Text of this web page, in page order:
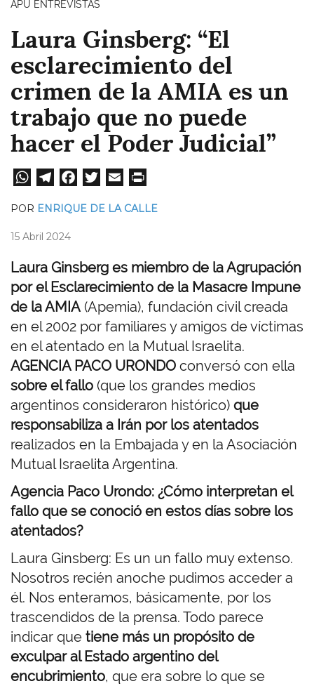
APU ENTREVISTAS
Laura Ginsberg: “El
esclarecimiento del
crimen de la AMIA es un
trabajo que no puede
hacer el Poder Judicial”
W
A
pp
Te
a
m
Fa
POR ENRIQUE DE LA CALLE
15 Abril 2024
Laura Ginsberg es miembro de la Agrupación
por el Esclarecimiento de la Masacre Impune
de la AMIA (Apemia), fundación civil creada
en el 2002 por familiares y amigos de víctimas
en el atentado en la Mutual Israelita.
AGENCIA PACO URONDO conversó con ella
sobre el fallo (que los grandes medios
argentinos consideraron histórico) que
responsabiliza a Irán por los atentados
realizados en la Embajada y en la Asociación
Mutual Israelita Argentina.
Agencia Paco Urondo: ¿Cómo interpretan el
fallo que se conoció en estos días sobre los
atentados?
Laura Ginsberg: Es un un fallo muy extenso.
Nosotros recién anoche pudimos acceder a
él. Nos enteramos, básicamente, por los
trascendidos de la prensa. Todo parece
indicar que tiene más un propósito de
exculpar al Estado argentino del
encubrimiento, que era sobre lo que se